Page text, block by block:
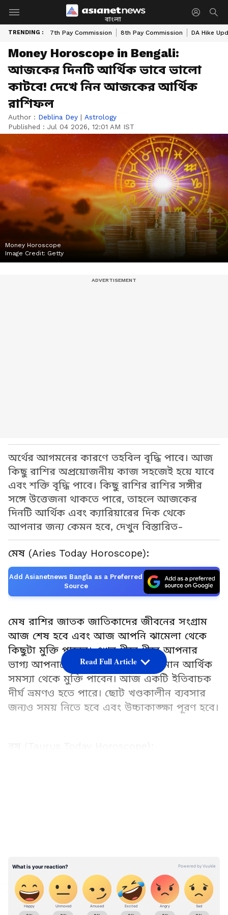
বাংলা
TRENDING : 7th Pay Commission 8th Pay Commission DA Hike
Money Horoscope in Bengali:
আজকের দিনটি আর্থিক ভাবে ভালো
কাটবে! দেখে নিন আজকের আর্থিক
রাশিফল
Author : Deblina Dey | Astrology
Published : Jul 04 2026, 12:01 AM IST
Money Horoscope
Image Credit: Getty
অর্থের আগমনের কারণে তহবিল বৃদ্ধি পাবে। আজ
কিছু রাশির অপ্রয়োজনীয় কাজ সহজেই হয়ে যাবে
এবং শক্তি বৃদ্ধি পাবে। কিছু রাশির রাশির সঙ্গীর
সঙ্গে উত্তেজনা থাকতে পারে, তাহলে আজকের
দিনটি আর্থিক এবং ক্যারিয়ারের দিক থেকে
আপনার জন্য কেমন হবে, দেখুন বিস্তারিত-
মেষ (Aries Today Horoscope):
Add Asianetnews Bangla as a Preferred
Source
মেষ রাশির জাতক জাতিকাদের জীবনের সংগ্রাম
আজ শেষ হবে এবং আজ আপনি ঝামেলা থেকে
কিছুটা মুক্তি পাবেন। এখন ধীরে ধীরে আপনার
ভাগ্য আপনাকে সমর্থন করবে। ক্রমবর্ধমান আর্থিক
সমস্যা থেকে মুক্তি পাবেন। আজ একটি ইতিবাচক
দীর্ঘ ভ্রমণও হতে পারে। ছোট খণ্ডকালীন ব্যবসার
জন্যও সময় নিতে হবে এবং উচ্চাকাঙ্ক্ষা পূরণ হবে।
Related Articles
Read Full Article
Astrology News (জ্যোতিষ সংবাদ): Get Latest